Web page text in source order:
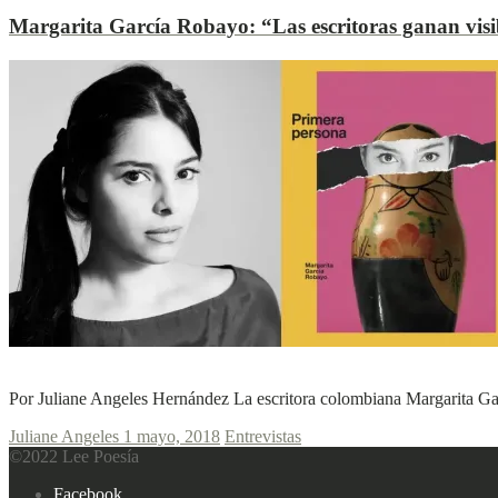
Margarita García Robayo: “Las escritoras ganan
Por Juliane Angeles Hernández La escritora colombiana Margarita
Juliane Angeles 1 mayo, 2018 Entrevistas
©2022 Lee Poesía
Footer Facebook